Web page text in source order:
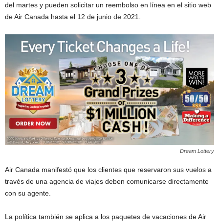
del martes y pueden solicitar un reembolso en línea en el sitio web
de Air Canada hasta el 12 de junio de 2021.
Dream Lottery
Air Canada manifestó que los clientes que reservaron sus vuelos a
través de una agencia de viajes deben comunicarse directamente
con su agente.
La política también se aplica a los paquetes de vacaciones de Air